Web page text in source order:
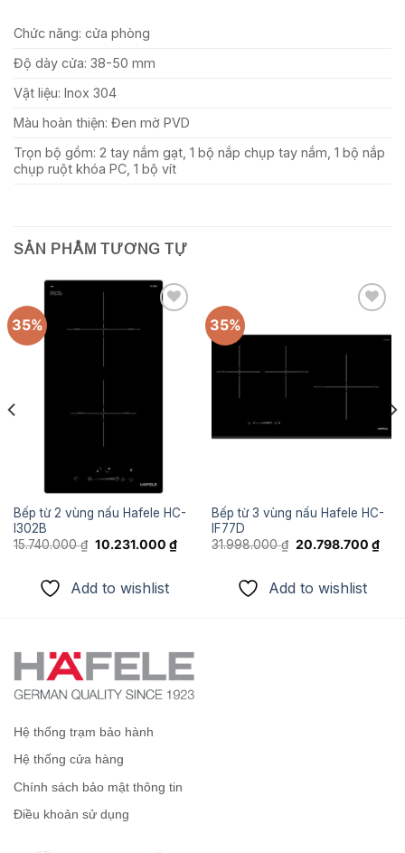
Chức năng: cửa phòng
Độ dày cửa: 38-50 mm
Vật liệu: Inox 304
Màu hoàn thiện: Đen mờ PVD
Trọn bộ gồm: 2 tay nắm gạt, 1 bộ nắp chụp tay nắm, 1 bộ nắp
chụp ruột khóa PC, 1 bộ vít
SẢN PHẨM TƯƠNG TỰ
35%
Bếp từ 2 vùng nấu Hafele HC-
I302B
15.740.000₫ Giá
15.740.000 ₫.
10.231.000 ₫Giá
hiện
10.231.000 ₫.
Add to wishlist
35%
Add to
Bếp từ 3 vùng nấu Hafele HC-
IF77D
31.998.000₫ Giá
31.998.000 ₫.
20.798.700 ₫Giá
hiện
Add to wishlist
Hệ thống trạm bảo hành
Hệ thống cửa hàng
Chính sách bảo mật thông tin
Điều khoản sử dụng